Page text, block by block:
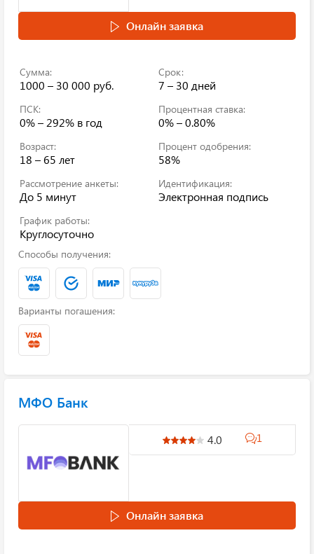
Онлайн заявка
Сумма:
1000 – 30 000 руб.
Срок:
7 – 30 дней
ПСК:
0% – 292% в год
Процентная ставка:
0% – 0.80%
Возраст:
18 – 65 лет
Процент одобрения:
58%
Рассмотрение анкеты:
До 5 минут
Идентификация:
Электронная подпись
График работы:
Круглосуточно
Способы получения:
Варианты погашения:
МФО Банк
4.0 1
Онлайн заявка